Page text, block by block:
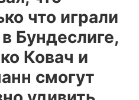
что играли
Бундеслиге,
Ковач и
смогут